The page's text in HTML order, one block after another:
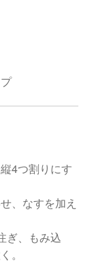
4つ割りにす
、なすを加え
ぎ、もみ込
。